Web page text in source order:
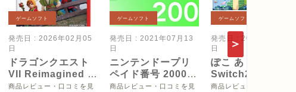
ゲームソフト
発売日 : 2026年02月05
日
ドラゴンクエスト
VII Reimagined -
Switch2
商品レビュー・口コミを見
ゲームソフト
発売日 : 2021年07月13
日
ニンテンドープリ
ペイド番号 2000
円|オンラインコー
商品レビュー・口コミを見
ゲームソフト
発売日 : 2026年03月05
日
ぽこ あ ポケモン -
Switch2
【Amazon.co.jpオ
商品レビュー・口コミを見